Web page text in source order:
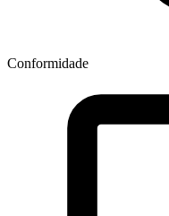
Conformidade